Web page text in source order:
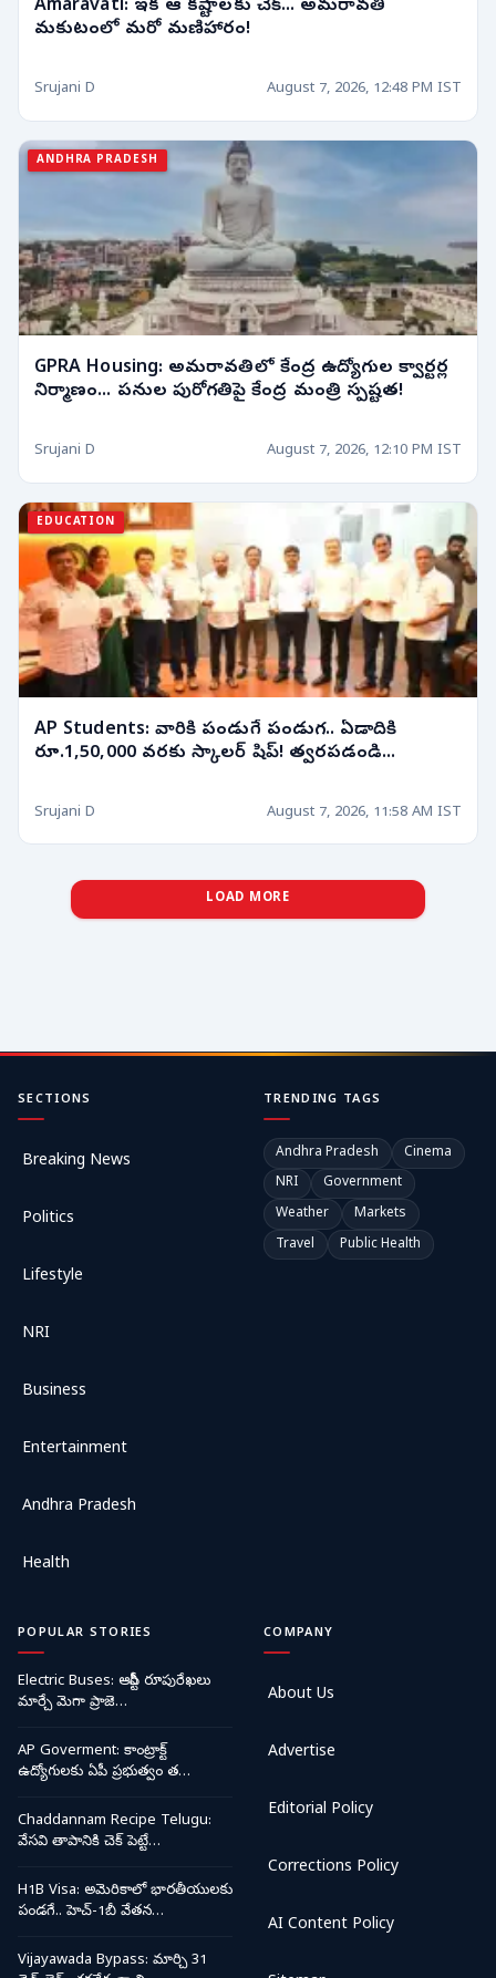
Amaravati: ఇక ఆ కష్టాలకు చెక్... అమరావతి
మకుటంలో మరో మణిహారం!
Srujani D August 7, 2026, 12:48 PM IST
ANDHRA PRADESH
GPRA Housing: అమరావతిలో కేంద్ర ఉద్యోగుల క్వార్టర్ల
నిర్మాణం... పనుల పురోగతిపై కేంద్ర మంత్రి స్పష్టత!
Srujani D August 7, 2026, 12:10 PM IST
EDUCATION
AP Students: వారికి పండుగే పండుగ.. ఏడాదికి
రూ.1,50,000 వరకు స్కాలర్ షిప్! త్వరపడండి...
Srujani D August 7, 2026, 11:58 AM IST
LOAD MORE
SECTIONS
Breaking News
Politics
Lifestyle
NRI
Business
Entertainment
Andhra Pradesh
Health
TRENDING TAGS
Andhra Pradesh
Cinema
NRI
Government
Weather
Markets
Travel
Public Health
POPULAR STORIES
Electric Buses: ఆర్టీసీ రూపురేఖలు
మార్చే మెగా ప్రాజె…
AP Goverment: కాంట్రాక్ట్
ఉద్యోగులకు ఏపీ ప్రభుత్వం త…
Chaddannam Recipe Telugu:
వేసవి తాపానికి చెక్ పెట్టే…
H1B Visa: అమెరికాలో భారతీయులకు
పండగే.. హెచ్-1బీ వేతన…
Vijayawada Bypass: మార్చి 31
COMPANY
About Us
Advertise
Editorial Policy
Corrections Policy
AI Content Policy